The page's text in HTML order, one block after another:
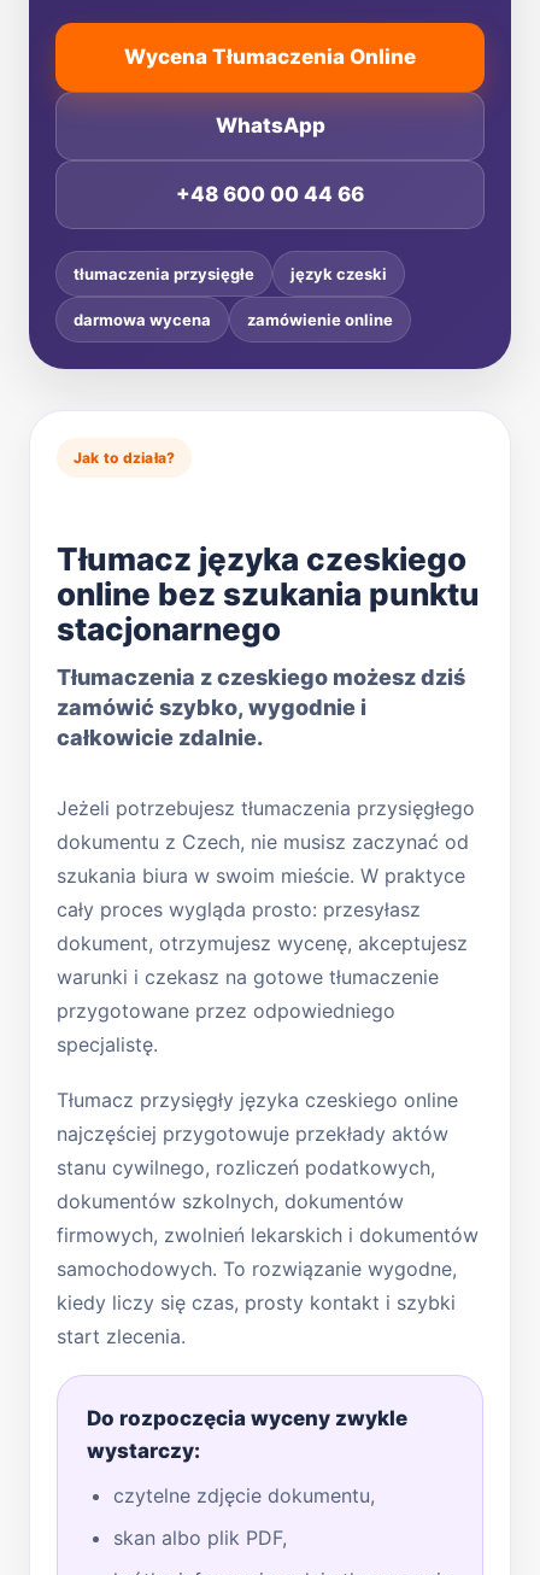
Wycena Tłumaczenia Online
WhatsApp
+48 600 00 44 66
tłumaczenia przysięgłe język czeski
darmowa wycena zamówienie online
Jak to działa?
Tłumacz języka czeskiego
online bez szukania punktu
stacjonarnego
Tłumaczenia z czeskiego możesz dziś
zamówić szybko, wygodnie i
całkowicie zdalnie.
Jeżeli potrzebujesz tłumaczenia przysięgłego
dokumentu z Czech, nie musisz zaczynać od
szukania biura w swoim mieście. W praktyce
cały proces wygląda prosto: przesyłasz
dokument, otrzymujesz wycenę, akceptujesz
warunki i czekasz na gotowe tłumaczenie
przygotowane przez odpowiedniego
specjalistę.
Tłumacz przysięgły języka czeskiego online
najczęściej przygotowuje przekłady aktów
stanu cywilnego, rozliczeń podatkowych,
dokumentów szkolnych, dokumentów
firmowych, zwolnień lekarskich i dokumentów
samochodowych. To rozwiązanie wygodne,
kiedy liczy się czas, prosty kontakt i szybki
start zlecenia.
Do rozpoczęcia wyceny zwykle
wystarczy:
czytelne zdjęcie dokumentu,
skan albo plik PDF,